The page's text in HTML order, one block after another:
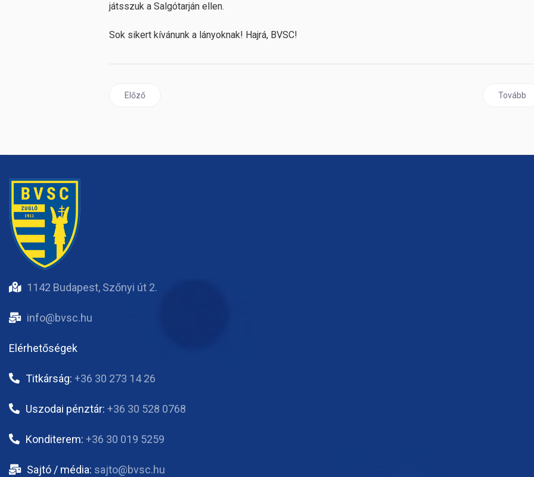
játsszuk a Salgótarján ellen.
Sok sikert kívánunk a lányoknak! Hajrá, BVSC!
Előző cikk: Tornagyőzelem U12-es kézilabdázóinktól
Előző Tovább
1142 Budapest, Szőnyi út 2.
info@bvsc.hu
Elérhetőségek
Titkárság: +36 30 273 14 26
Uszodai pénztár: +36 30 528 0768
Konditerem: +36 30 019 5259
Sajtó / média: sajto@bvsc.hu